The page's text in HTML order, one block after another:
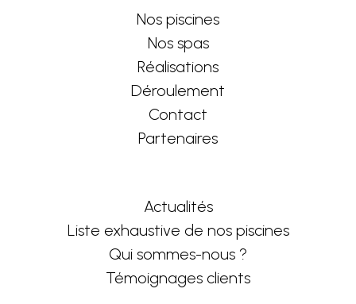
Nos piscines
Nos spas
Réalisations
Déroulement
Contact
Partenaires
Actualités
Liste exhaustive de nos piscines
Qui sommes-nous ?
Témoignages clients